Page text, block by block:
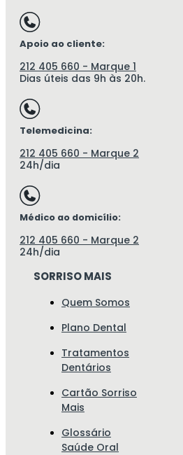
Apoio ao cliente:
212 405 660 - Marque 1
Dias úteis das 9h às 20h.
Telemedicina:
212 405 660 - Marque 2
24h/dia
Médico ao domicílio:
212 405 660 - Marque 2
24h/dia
SORRISO MAIS
Quem Somos
Plano Dental
Tratamentos
Dentários
Cartão Sorriso
Mais
Glossário
Saúde Oral